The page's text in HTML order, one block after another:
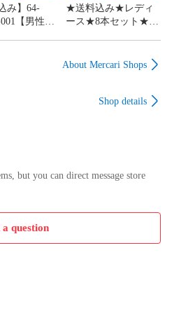
み】64-
【男性
★送料込み★レディ
ース★8本セット★64-
スL★おまけ付き
About Mercari Shops
Shop details
but you can direct message store
a question